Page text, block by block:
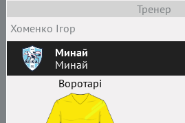
Тренер
Хоменко Ігор
Минай
Минай
Воротарі